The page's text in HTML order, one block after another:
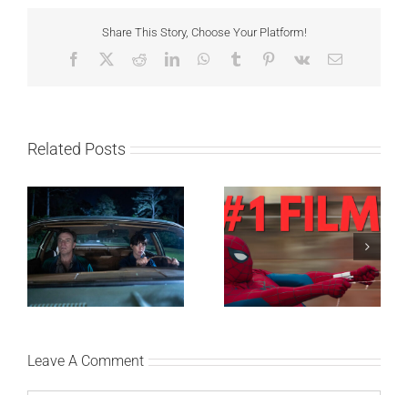
Share This Story, Choose Your Platform!
Facebook RedditLinkedInWhatsApp
Tumblr Pinterest
Vk Email
Related Posts
SF NIGHT: POSLEDNJI
DANI ULICE
HRASTOVA u Concept
Cinema i CineStar
bioskopima 12. avgusta
Najuspešnije otvaranje
studijskog filma u Srbiji:
Spajdermen: Novi dan
oborio rekord već prvog
vikenda
Leave A Comment